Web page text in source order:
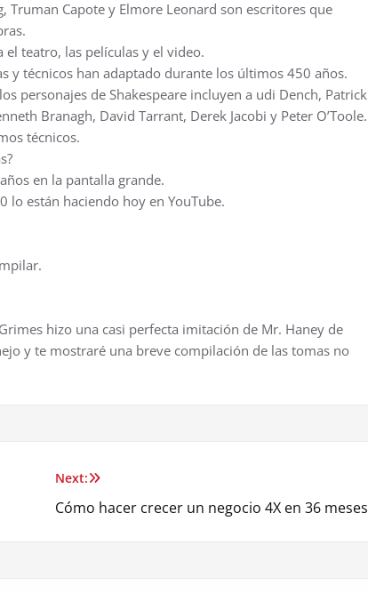
Truman Capote y Elmore Leonard son escritores que
teatro, las películas y el video.
y técnicos han adaptado durante los últimos 450 años.
personajes de Shakespeare incluyen a udi Dench, Patrick
Branagh, David Tarrant, Derek Jacobi y Peter O’Toole.
técnicos.
en la pantalla grande.
lo están haciendo hoy en YouTube.
hizo una casi perfecta imitación de Mr. Haney de
y te mostraré una breve compilación de las tomas no
Next:
Cómo hacer crecer un negocio 4X en 36 meses